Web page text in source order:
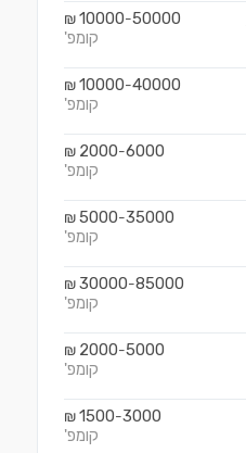
10000-50000
₪
קומפ'
10000-40000
₪
קומפ'
2000-6000
₪
קומפ'
5000-35000
₪
קומפ'
30000-85000
₪
קומפ'
2000-5000
₪
קומפ'
1500-3000
₪
קומפ'